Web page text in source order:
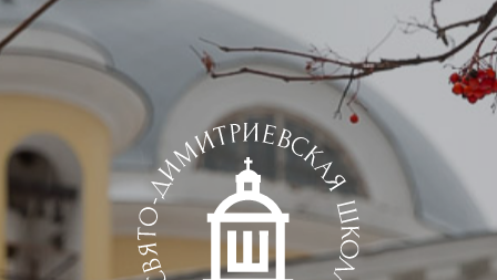
Музыкальное
отделение
Психологическая
Тьюторская
служба